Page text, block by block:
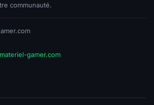
communauté.
gamer.com